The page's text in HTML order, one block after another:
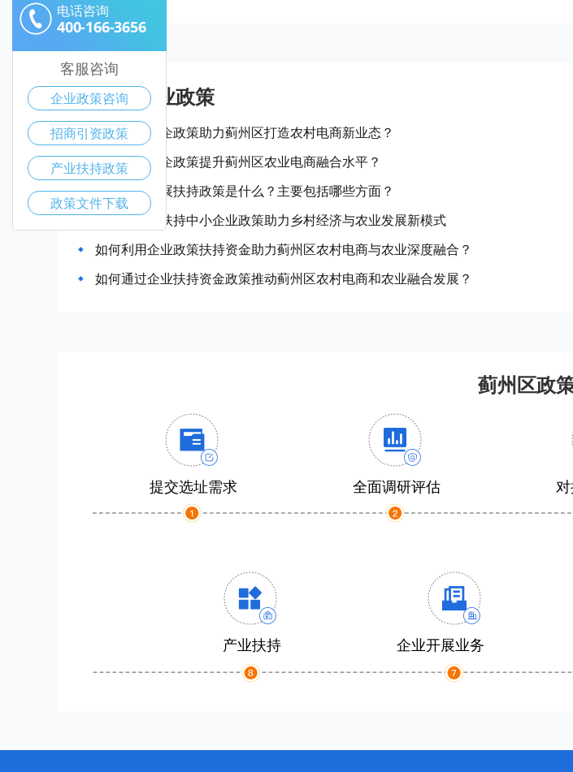
蓟州区产业政策
如何通过惠企政策助力蓟州区打造农村电商新业态？
如何通过惠企政策提升蓟州区农业电商融合水平？
中小企业发展扶持政策是什么？主要包括哪些方面？
蓟州区政府扶持中小企业政策助力乡村经济与农业发展新模式
如何利用企业政策扶持资金助力蓟州区农村电商与农业深度融合？
如何通过企业扶持资金政策推动蓟州区农村电商和农业融合发展？
蓟州区政
提交选址需求 全面调研评估
产业扶持 企业开展业务
电话咨询
400-166-3656
客服咨询
企业政策咨询
招商引资政策
产业扶持政策
政策文件下载